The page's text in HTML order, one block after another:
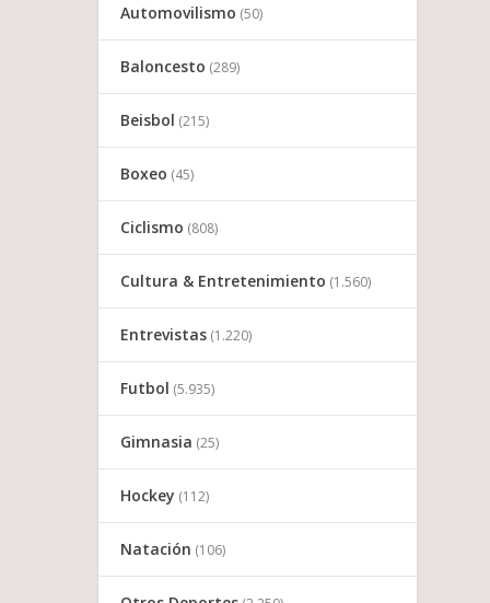
Automovilismo (50)
Baloncesto (289)
Beisbol (215)
Boxeo (45)
Ciclismo (808)
Cultura & Entretenimiento (1.560)
Entrevistas (1.220)
Futbol (5.935)
Gimnasia (25)
Hockey (112)
Natación (106)